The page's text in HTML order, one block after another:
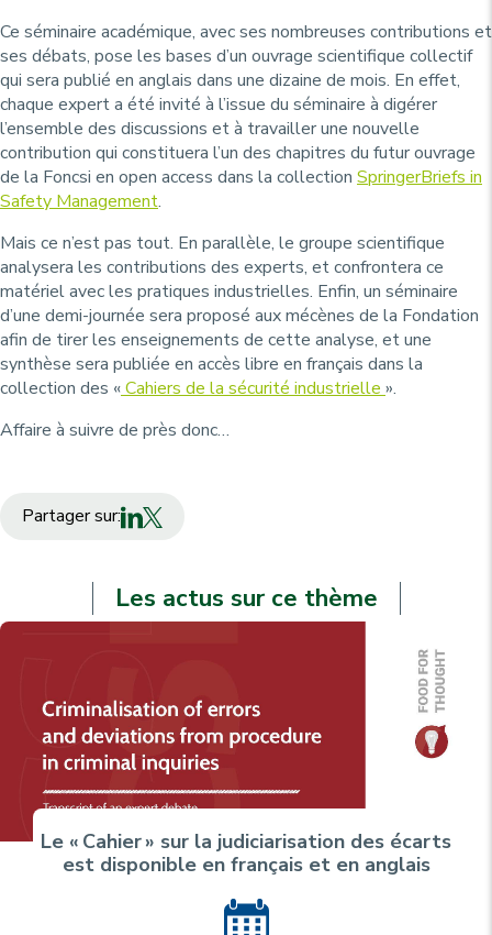
Ce séminaire académique, avec ses nombreuses contributions et
ses débats, pose les bases d’un ouvrage scientifique collectif
qui sera publié en anglais dans une dizaine de mois. En effet,
chaque expert a été invité à l’issue du séminaire à digérer
l’ensemble des discussions et à travailler une nouvelle
contribution qui constituera l’un des chapitres du futur ouvrage
de la Foncsi en open access dans la collection SpringerBriefs in
Safety Management.
Mais ce n’est pas tout. En parallèle, le groupe scientifique
analysera les contributions des experts, et confrontera ce
matériel avec les pratiques industrielles. Enfin, un séminaire
d’une demi-journée sera proposé aux mécènes de la Fondation
afin de tirer les enseignements de cette analyse, et une
synthèse sera publiée en accès libre en français dans la
collection des «Cahiers de la sécurité industrielle ».
Affaire à suivre de près donc…
Partager sur:
Les actus sur ce thème
Le « Cahier » sur la judiciarisation des écarts
est disponible en français et en anglais